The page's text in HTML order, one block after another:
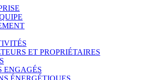
ET PROPRIÉTAIRES
ENGAGÉS